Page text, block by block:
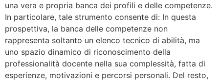
una vera e propria banca dei profili e delle competenze.
In particolare, tale strumento consente di: In questa
prospettiva, la banca delle competenze non
rappresenta soltanto un elenco tecnico di abilità, ma
uno spazio dinamico di riconoscimento della
professionalità docente nella sua complessità, fatta di
esperienze, motivazioni e percorsi personali. Del resto,